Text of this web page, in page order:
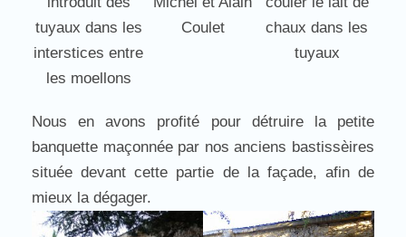
tuyaux dans les
interstices entre
les moellons
Coulet
chaux dans les
tuyaux
Nous en avons profité pour détruire la petite
banquette maçonnée par nos anciens bastissèires
située devant cette partie de la façade, afin de
mieux la dégager.